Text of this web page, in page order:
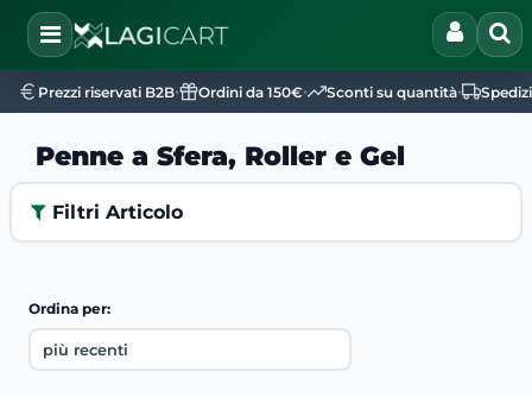
Open
Prezzi riservati B2B• Ordini da 150€• Sconti su quantità•
Penne a Sfera, Roller e Gel
Filtri Articolo
Ordina per: